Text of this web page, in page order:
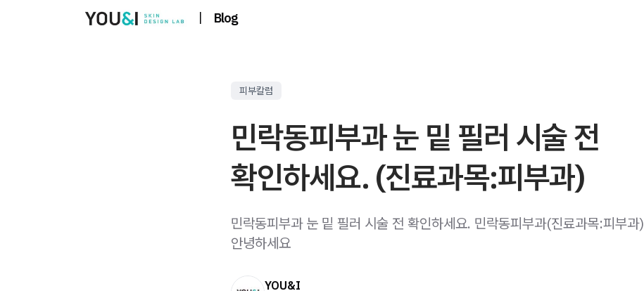
| Blog
피부칼럼
민락동피부과 눈 밑 필러 시술 전
확인하세요. (진료과목:피부과)
민락동피부과 눈 밑 필러 시술 전 확인하세요. 민락동피부과(진료과목:피부과) ​
안녕하세요
YOU&I